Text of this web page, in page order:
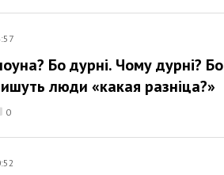
Бо дурні. Чому дурні? Бо
люди «какая разніца?»
0